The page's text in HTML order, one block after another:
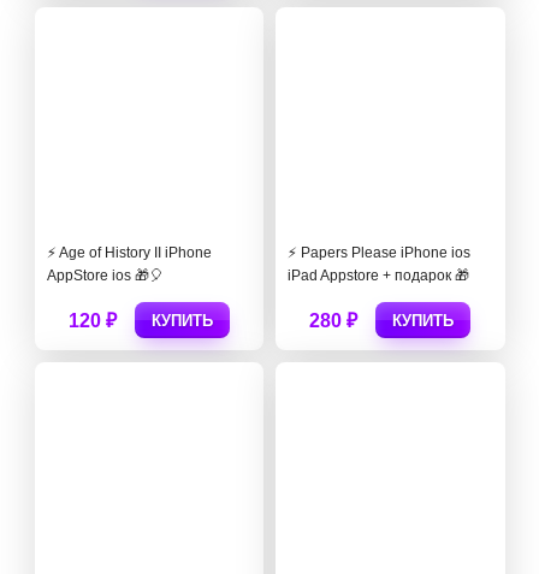
⚡️ Age of History II iPhone
AppStore ios 🎁🎈
120 ₽ КУПИТЬ
⚡️ Papers Please iPhone ios
iPad Appstore + подарок 🎁
280 ₽ КУПИТЬ